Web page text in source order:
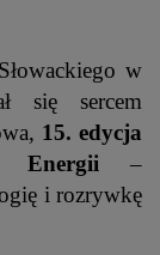
w
się sercem
15. edycja
Energii –
i rozrywkę